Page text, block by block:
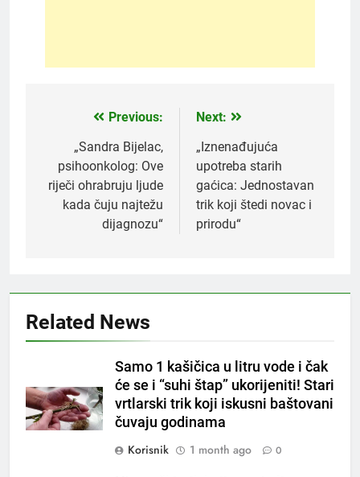
navigation
Previous:
„Sandra Bijelac,
psihoonkolog: Ove
riječi ohrabruju ljude
kada čuju najtežu
dijagnozu“
Next:
„Iznenađujuća
upotreba starih
gaćica: Jednostavan
trik koji štedi novac i
prirodu“
Related News
Samo 1 kašičica u litru vode i čak
će se i “suhi štap” ukorijeniti! Stari
vrtlarski trik koji iskusni baštovani
čuvaju godinama
Korisnik
1 month ago 0
ČISTAČ JETRE: Uzmite gutljaj
na prazan stomak i crijeva će
raditi kao sat, zaboravit ćete na
loše varenje
OSTALO